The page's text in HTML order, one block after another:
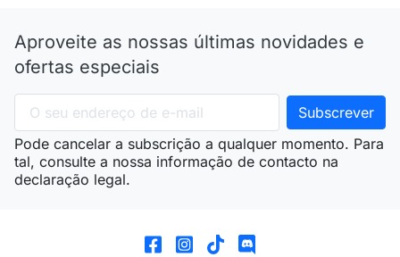
Aproveite as nossas últimas novidades e
ofertas especiais
Pode cancelar a subscrição a qualquer momento. Para
tal, consulte a nossa informação de contacto na
declaração legal.